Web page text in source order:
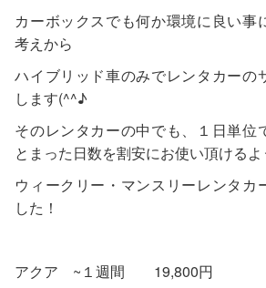
カーボックスでも何か環境に良い事
考えから
ハイブリッド車のみでレンタカーの
します(^^♪
そのレンタカーの中でも、１日単位
とまった日数を割安にお使い頂けるよ
ウィークリー・マンスリーレンタカ
した！
アクア ~１週間 19,800円